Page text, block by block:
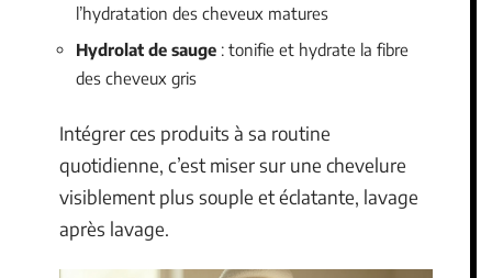
l’hydratation des cheveux matures
Hydrolat de sauge : tonifie et hydrate la fibre
des cheveux gris
Intégrer ces produits à sa routine
quotidienne, c’est miser sur une chevelure
visiblement plus souple et éclatante, lavage
après lavage.